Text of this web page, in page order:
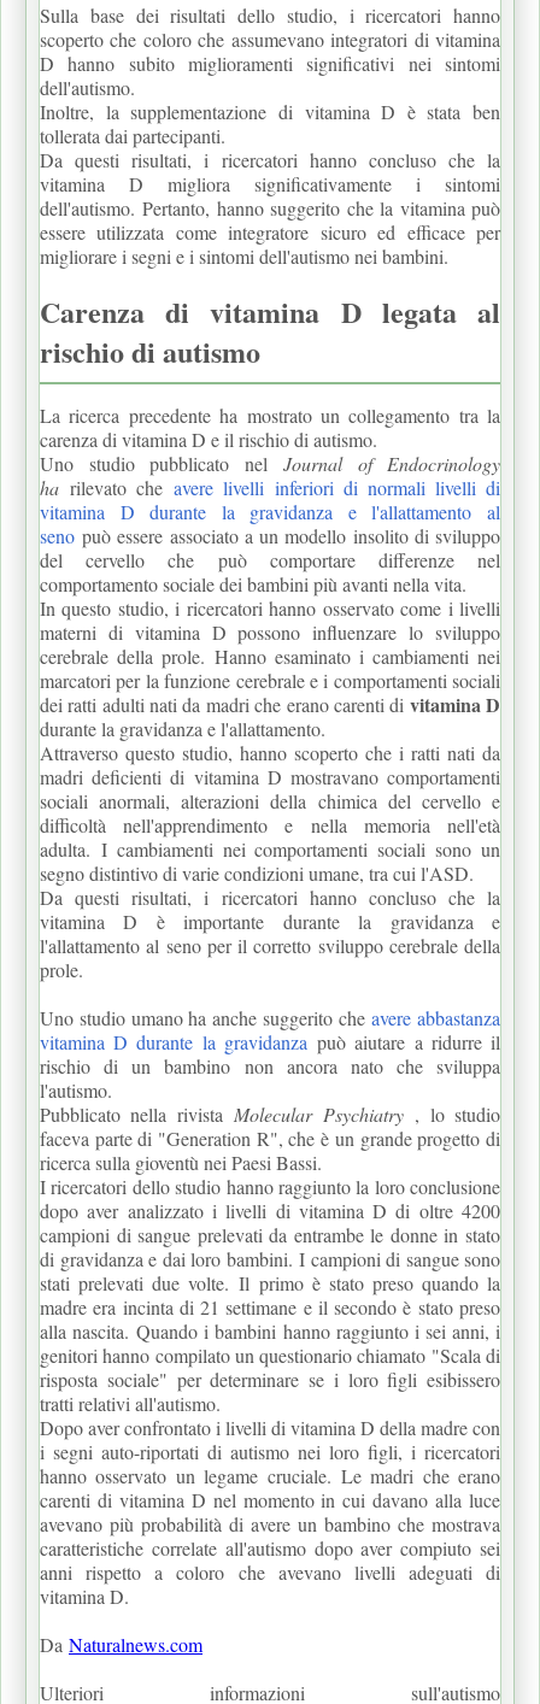
Sulla base dei risultati dello studio, i ricercatori hanno
scoperto che coloro che assumevano integratori di vitamina
D hanno subito miglioramenti significativi nei sintomi
dell'autismo.
Inoltre, la supplementazione di vitamina D è stata ben
tollerata dai partecipanti.
Da questi risultati, i ricercatori hanno concluso che la
vitamina D migliora significativamente i sintomi
dell'autismo.Pertanto, hanno suggerito che la vitamina può
essere utilizzata come integratore sicuro ed efficace per
migliorare i segni e i sintomi dell'autismo nei bambini.
Carenza di vitamina D legata al
rischio di autismo
La ricerca precedente ha mostrato un collegamento tra la
carenza di vitamina D e il rischio di autismo.
Uno studio pubblicato nel Journal of Endocrinology
ha rilevato cheavere livelli inferiori di normali livelli di
vitamina D durante la gravidanza e l'allattamento al
seno può essere associato a un modello insolito di sviluppo
del cervello che può comportare differenze nel
comportamento sociale dei bambini più avanti nella vita.
In questo studio, i ricercatori hanno osservato come i livelli
materni di vitamina D possono influenzare lo sviluppo
cerebrale della prole. Hanno esaminato i cambiamenti nei
marcatori per la funzione cerebrale e i comportamenti sociali
dei ratti adulti nati da madri che erano carenti di vitamina D
durante la gravidanza e l'allattamento.
Attraverso questo studio, hanno scoperto che i ratti nati da
madri deficienti di vitamina D mostravano comportamenti
sociali anormali, alterazioni della chimica del cervello e
difficoltà nell'apprendimento e nella memoria nell'età
adulta. I cambiamenti nei comportamenti sociali sono un
segno distintivo di varie condizioni umane, tra cui l'ASD.
Da questi risultati, i ricercatori hanno concluso che la
vitamina D è importante durante la gravidanza e
l'allattamento al seno per il corretto sviluppo cerebrale della
prole.
Uno studio umano ha anche suggerito cheavere abbastanza
vitamina D durante la gravidanza può aiutare a ridurre il
rischio di un bambino non ancora nato che sviluppa
l'autismo.
Pubblicato nella rivista Molecular Psychiatry, lo studio
faceva parte di "Generation R", che è un grande progetto di
ricerca sulla gioventù nei Paesi Bassi.
I ricercatori dello studio hanno raggiunto la loro conclusione
dopo aver analizzato i livelli di vitamina D di oltre 4200
campioni di sangue prelevati da entrambe le donne in stato
di gravidanza e dai loro bambini. I campioni di sangue sono
stati prelevati due volte.Il primo è stato preso quando la
madre era incinta di 21 settimane e il secondo è stato preso
alla nascita.Quando i bambini hanno raggiunto i sei anni, i
genitori hanno compilato un questionario chiamato "Scala di
risposta sociale" per determinare se i loro figli esibissero
tratti relativi all'autismo.
Dopo aver confrontato i livelli di vitamina D della madre con
i segni auto-riportati di autismo nei loro figli, i ricercatori
hanno osservato un legame cruciale. Le madri che erano
carenti di vitamina D nel momento in cui davano alla luce
avevano più probabilità di avere un bambino che mostrava
caratteristiche correlate all'autismo dopo aver compiuto sei
anni rispetto a coloro che avevano livelli adeguati di
vitamina D.
Da Naturalnews.com
Ulteriori informazioni sull'autismo